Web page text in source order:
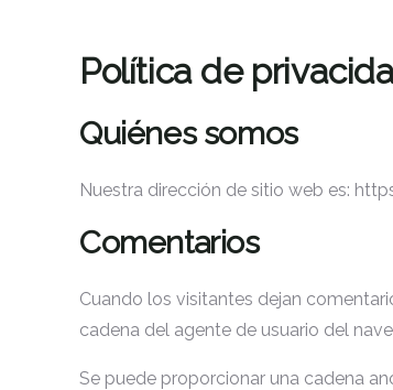
Política de
Quiénes somos
Nuestra dirección de sitio web es:
Comentarios
Cuando los visitantes dejan
cadena del agente de usuario del
Se puede proporcionar una cadena